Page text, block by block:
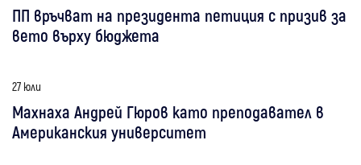
ПП връчват на президента петиция с призив за
вето върху бюджета
27 юли
Махнаха Андрей Гюров като преподавател в
Американския университет